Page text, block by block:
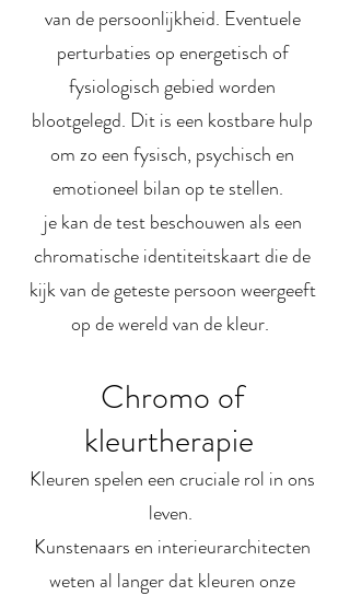
van de persoonlijkheid. Eventuele
perturbaties op energetisch of
fysiologisch gebied worden
blootgelegd. Dit is een kostbare hulp
om zo een fysisch, psychisch en
emotioneel bilan op te stellen.
je kan de test beschouwen als een
chromatische identiteitskaart die de
kijk van de geteste persoon weergeeft
op de wereld van de kleur.
Chromo of
kleurtherapie
Kleuren spelen een cruciale rol in ons
leven.
Kunstenaars en interieurarchitecten
weten al langer dat kleuren onze